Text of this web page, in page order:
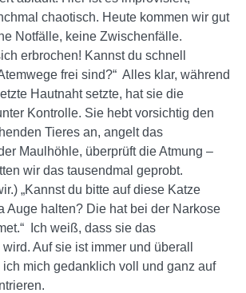
chaotisch. Heute kommen wir gut
Notfälle, keine Zwischenfälle.
erbrochen! Kannst du schnell
frei sind?“ Alles klar, während
Hautnaht setzte, hat sie die
Kontrolle. Sie hebt vorsichtig den
Tieres an, angelt das
Maulhöhle, überprüft die Atmung –
wir das tausendmal geprobt.
„Kannst du bitte auf diese Katze
Auge halten? Die hat bei der Narkose
Ich weiß, dass sie das
Auf sie ist immer und überall
mich gedanklich voll und ganz auf